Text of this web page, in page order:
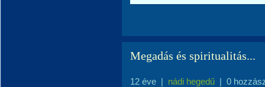
Megadás és spiritualitás...
12 éve | nádi hegedű | 0